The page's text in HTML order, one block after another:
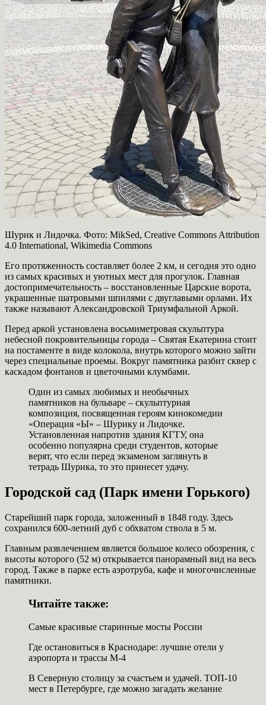
Шурик и Лидочка. Фото: MikSed, Creative Commons Attribution
4.0 International, Wikimedia Commons
Его протяженность составляет более 2 км, и сегодня это одно
из самых красивых и уютных мест для прогулок. Главная
достопримечательность – восстановленные Царские ворота,
украшенные шатровыми шпилями с двуглавыми орлами. Их
также называют Александровской Триумфальной Аркой.
Перед аркой установлена восьмиметровая скульптура
небесной покровительницы города – Святая Екатерина стоит
на постаменте в виде колокола, внутрь которого можно зайти
через специальные проемы. Вокруг памятника разбит сквер с
каскадом фонтанов и цветочными клумбами.
Один из самых любимых и необычных
памятников на бульваре – скульптурная
композиция, посвященная героям кинокомедии
«Операция «Ы» – Шурику и Лидочке.
Установленная напротив здания КГТУ, она
особенно популярна среди студентов, которые
верят, что если перед экзаменом заглянуть в
тетрадь Шурика, то это принесет удачу.
Городской сад (Парк имени Горького)
Старейший парк города, заложенный в 1848 году. Здесь
сохранился 600-летний дуб с обхватом ствола в 5 м.
Главным развлечением является большое колесо обозрения, с
высоты которого (52 м) открывается панорамный вид на весь
город. Также в парке есть аэротруба, кафе и многочисленные
памятники.
Читайте также:
Самые красивые старинные мосты России
Где остановиться в Краснодаре: лучшие отели у
аэропорта и трассы М-4
В Северную столицу за счастьем и удачей. ТОП-10
мест в Петербурге, где можно загадать желание